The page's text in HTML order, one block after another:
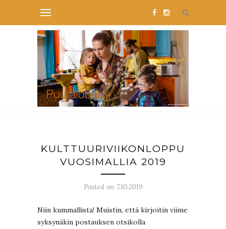
KULTTUURIVIIKONLOPPU
VUOSIMALLIA 2019
Posted on 7.10.2019
Niin kummallista! Muistin, että kirjoitin viime
syksynäkin postauksen otsikolla